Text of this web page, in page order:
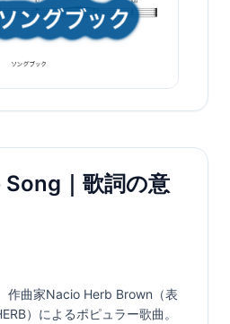
｜歌詞の意
作曲家Nacio Herb Brown（表
）によるポピュラー歌曲。